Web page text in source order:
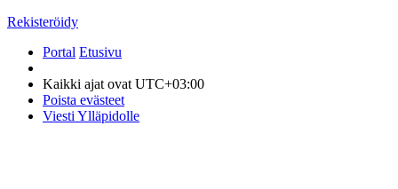
Rekisteröidy
Portal Etusivu
Kaikki ajat ovat UTC+03:00
Poista evästeet
Viesti Ylläpidolle